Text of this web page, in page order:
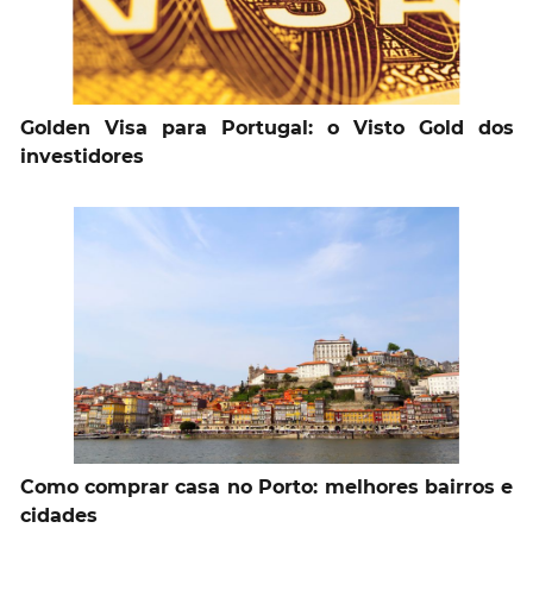
Golden Visa para Portugal: o Visto Gold dos
investidores
Como comprar casa no Porto: melhores bairros e
cidades